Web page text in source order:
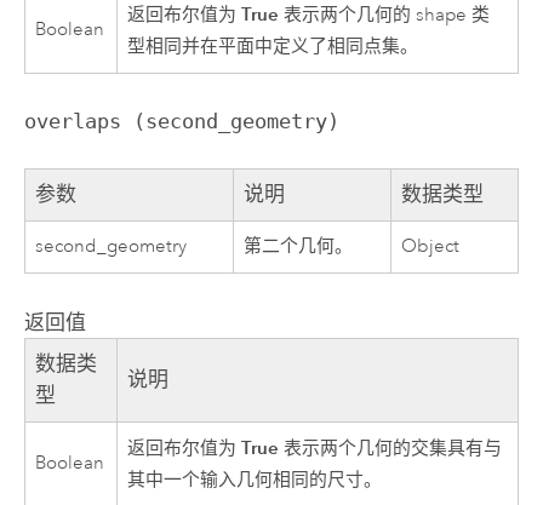
Boolean
返回布尔值为True 表示两个几何的 shape 类
型相同并在平面中定义了相同点集。
overlaps (second_geometry)
参数 说明 数据类型
second_geometry 第二个几何。 Object
返回值
数据类
型
说明
Boolean
返回布尔值为True 表示两个几何的交集具有与
其中一个输入几何相同的尺寸。